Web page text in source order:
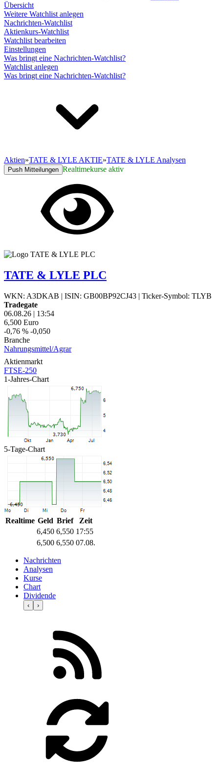
Übersicht
Weitere Watchlist anlegen
Nachrichten-Watchlist
Aktienkurs-Watchlist
Watchlist bearbeiten
Einstellungen
Was bringt eine Nachrichten-Watchlist?
Watchlist anlegen
Was bringt eine Nachrichten-Watchlist?
Aktien»TATE & LYLE AKTIE»TATE & LYLE Analysen
Push Mitteilungen Realtimekurse aktiv
TATE & LYLE PLC
WKN: A3DKAB | ISIN: GB00BP92CJ43 | Ticker-Symbol: TLYB
Tradegate
06.08.26 | 13:54
6,500 Euro
-0,76 % -0,050
Branche
Nahrungsmittel/Agrar
Aktienmarkt
FTSE-250
1-Jahres-Chart
5-Tage-Chart
Realtime Geld Brief
Zeit
6,450 6,550 17:55
6,500 6,550 07.08.
Nachrichten
Analysen
Kurse
Chart
Dividende
‹ ›